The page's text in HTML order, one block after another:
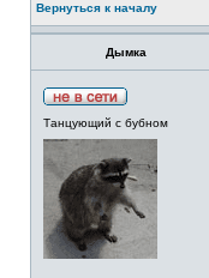
Вернуться к началу
Дымка
Танцующий с бубном